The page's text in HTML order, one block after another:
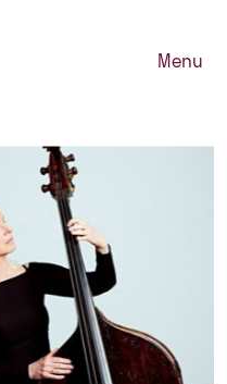
Menu